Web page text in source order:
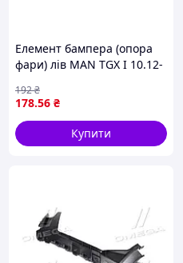
Елемент бампера (опора
фари) лів MAN TGX I 10.12-
178.56 ₴
192₴
Купити